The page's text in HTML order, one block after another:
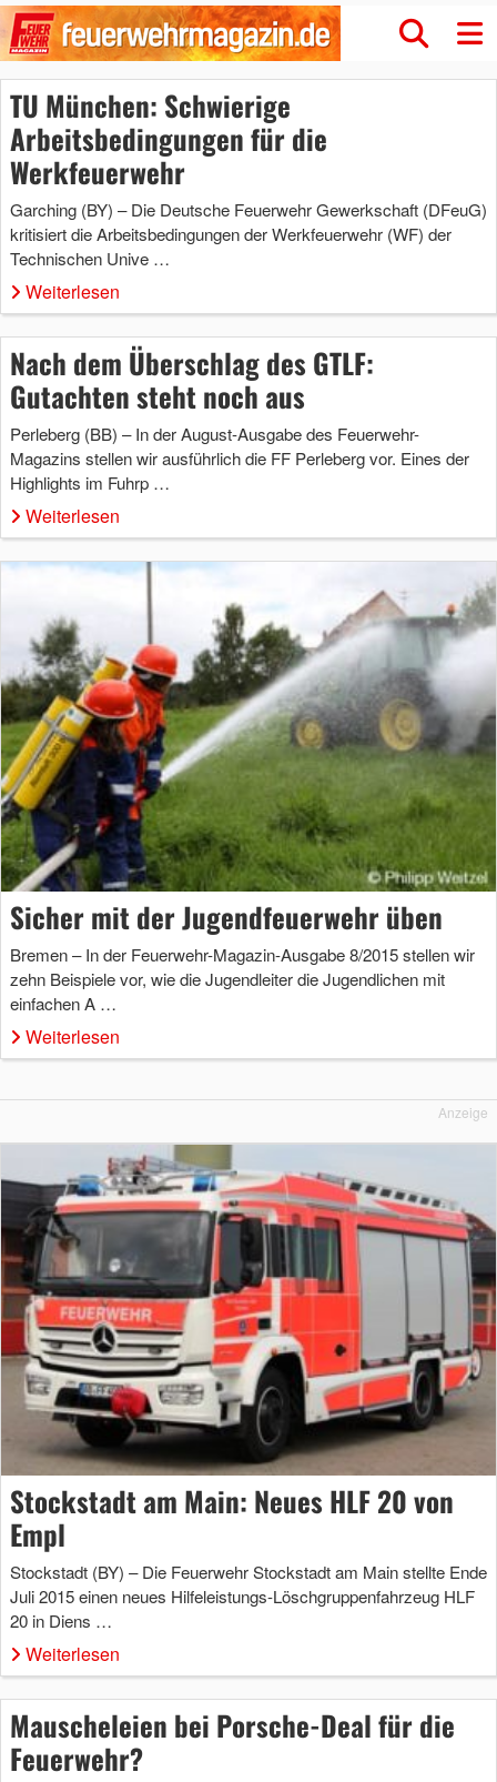
TU München: Schwierige
Arbeitsbedingungen für die
Werkfeuerwehr
Garching (BY) – Die Deutsche Feuerwehr Gewerkschaft (DFeuG)
kritisiert die Arbeitsbedingungen der Werkfeuerwehr (WF) der
Technischen Unive …
Weiterlesen
Nach dem Überschlag des GTLF:
Gutachten steht noch aus
Perleberg (BB) – In der August-Ausgabe des Feuerwehr-
Magazins stellen wir ausführlich die FF Perleberg vor. Eines der
Highlights im Fuhrp …
Weiterlesen
Sicher mit der Jugendfeuerwehr üben
Bremen – In der Feuerwehr-Magazin-Ausgabe 8/2015 stellen wir
zehn Beispiele vor, wie die Jugendleiter die Jugendlichen mit
einfachen A …
Weiterlesen
Anzeige
Stockstadt am Main: Neues HLF 20 von
Empl
Stockstadt (BY) – Die Feuerwehr Stockstadt am Main stellte Ende
Juli 2015 einen neues Hilfeleistungs-Löschgruppenfahrzeug HLF
20 in Diens …
Weiterlesen
Mauscheleien bei Porsche-Deal für die
Feuerwehr?